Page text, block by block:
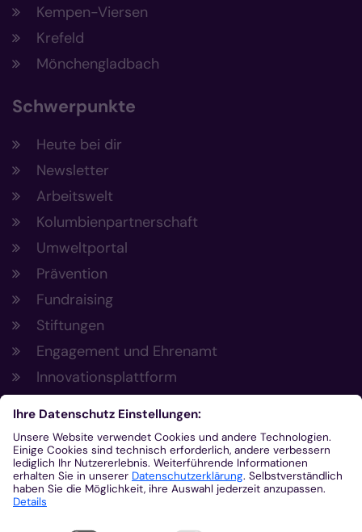
Kempen-Viersen
Krefeld
Mönchengladbach
Schwerpunkte
Heute bei dir
Newsletter
Arbeitswelt
Kolumbienpartnerschaft
Umweltportal
Prävention
Fundraising
Stiftungen
Engagement und Ehrenamt
Innovationsplattform
Aus der Plattform
Nachrichten
Veranstaltungen
Gottesdienste